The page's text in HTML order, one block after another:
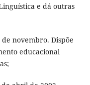
e dá outras
de novembro. Dispõe
educacional